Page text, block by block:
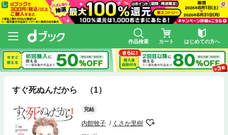
作品検索 カート はじめての方へ
すぐ死ぬんだから （1）
完結
内館牧子 くさか里樹